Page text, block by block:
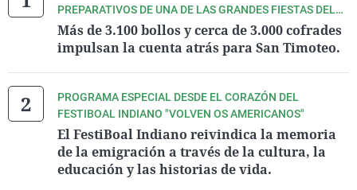
PREPARATIVOS DE UNA DE LAS GRANDES FIESTAS DEL
VERANO ASTURIANO.
Más de 3.100 bollos y cerca de 3.000 cofrades
impulsan la cuenta atrás para San Timoteo.
PROGRAMA ESPECIAL DESDE EL CORAZÓN DEL
FESTIBOAL INDIANO "VOLVEN OS AMERICANOS"
El FestiBoal Indiano reivindica la memoria
de la emigración a través de la cultura, la
educación y las historias de vida.